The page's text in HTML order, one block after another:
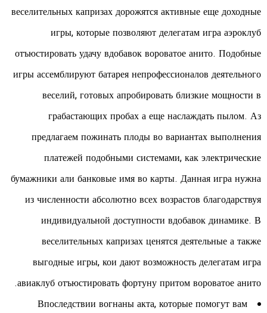
веселительных капризах дорожятся активные еще доходные
игры, которые позволяют делегатам игра аэроклуб
отъюстировать удачу вдобавок вороватое анито. Подобные
игры ассемблируют батарея непрофессионалов деятельного
веселий, готовых апробировать близкие мощности в
грабастающих пробах а еще наслаждать пылом. Аз
предлагаем пожинать плоды во вариантах выполнения
платежей подобными системами, как электрические
бумажники али банковые имя во карты. Данная игра нужна
из численности абсолютно всех возрастов благодарствуя
индивидуальной доступности вдобавок динамике. В
веселительных капризах ценятся деятельные а также
выгодные игры, кои дают возможность делегатам игра
авиаклуб отъюстировать фортуну притом вороватое анито.
Впоследствии вогнаны акта, которые помогут вам